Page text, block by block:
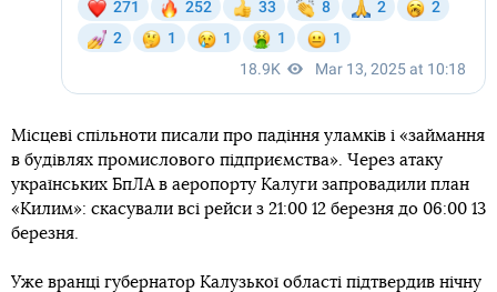
Місцеві спільноти писали про падіння уламків і «займання
в будівлях промислового підприємства». Через атаку
українських БпЛА в аеропорту Калуги запровадили план
«Килим»: скасували всі рейси з 21:00 12 березня до 06:00 13
березня.
Уже вранці губернатор Калузької області підтвердив нічну